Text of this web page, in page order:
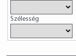
Kft.
Szélesség